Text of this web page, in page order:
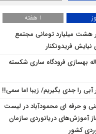
1 هفته
هشت میلیارد تومانی مجتمع
فریدونکنار
۳۸ ساله بهسازی فرودگاه ساری شکسته
آبی را جدی بگیریم/ زیبا اما سمی!!
و حرفه ای محمودآباد در لیست
آموزش‌های دریانوردی سازمان
کشور